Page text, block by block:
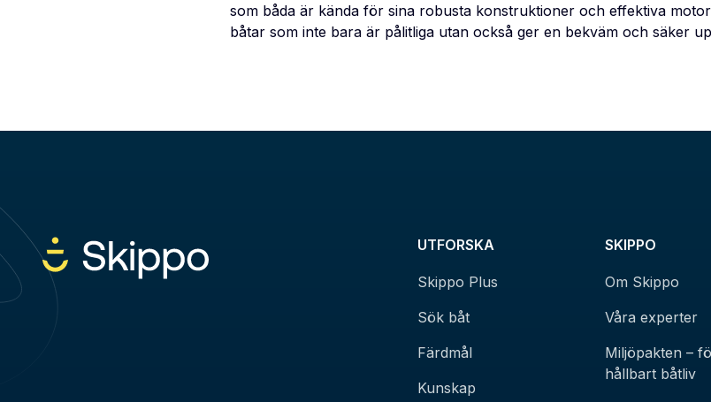
som båda är kända för sina robusta konstruktioner och effektiva
båtar som inte bara är pålitliga utan också ger en bekväm och säker
UTFORSKA
Skippo Plus
Sök båt
Färdmål
Kunskap
SKIPPO
Om Skippo
Våra experter
Miljöpakten –
hållbart båtliv